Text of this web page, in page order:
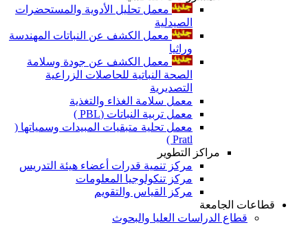
معمل تحليل الأدوية والمستحضرات
الصيدلية
معمل الكشف عن النباتات المهندسة
وراثيا
معمل الكشف عن جودة وسلامة
الصحة النباتية للحاصلات الزراعية
التصديرية
معمل سلامة الغذاء والتغذية
معمل تربية النباتات (PBL )
معمل تحلية متبقيات المبيدات وسمياتها (
Pratl )
مراكز التطوير
مركز تنمية قدرات أعضاء هيئة التدريس
مركز تنكولوجيا المعلومات
مركز القياس والتقويم
قطاعات الجامعة
قطاع الدراسات العليا والبحوث